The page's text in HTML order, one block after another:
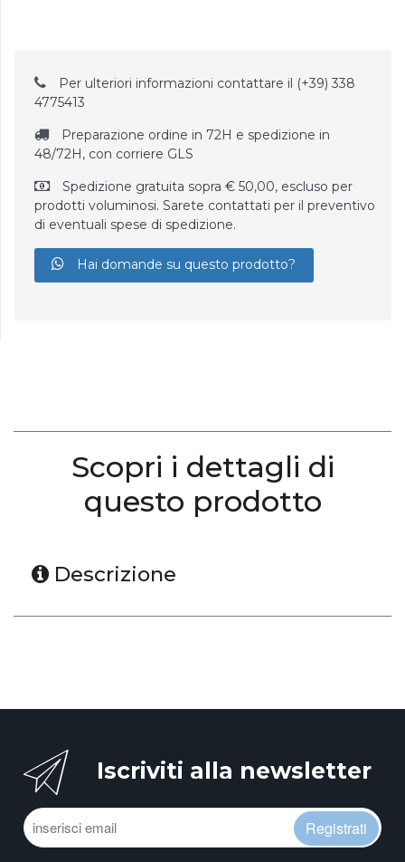
Per ulteriori informazioni contattare il (+39) 338
4775413
Preparazione ordine in 72H e spedizione in
48/72H, con corriere GLS
Spedizione gratuita sopra € 50,00, escluso per
prodotti voluminosi. Sarete contattati per il preventivo
di eventuali spese di spedizione.
Hai domande su questo prodotto?
Scopri i dettagli di
questo prodotto
Descrizione
Iscriviti alla newsletter
Registrati